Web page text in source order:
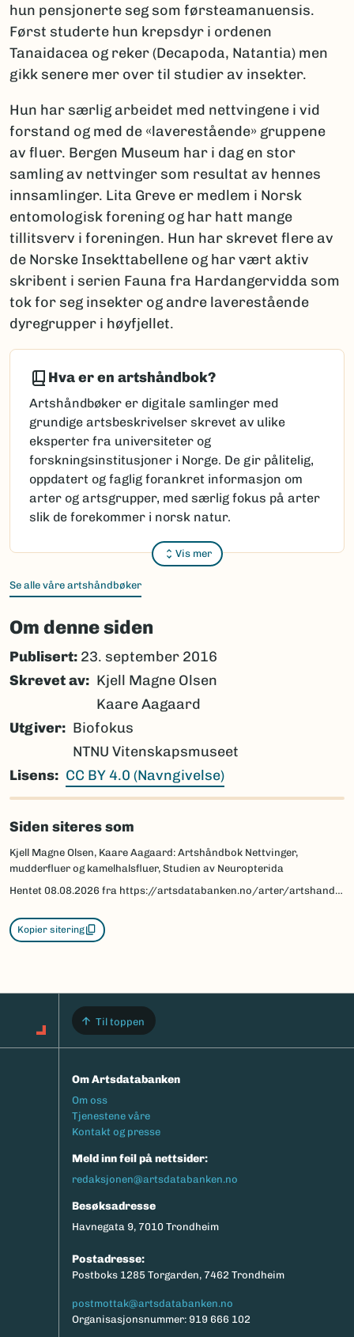
hun pensjonerte seg som førsteamanuensis.
Først studerte hun krepsdyr i ordenen
Tanaidacea og reker (Decapoda, Natantia) men
gikk senere mer over til studier av insekter.
Hun har særlig arbeidet med nettvingene i vid
forstand og med de «laverestående» gruppene
av fluer. Bergen Museum har i dag en stor
samling av nettvinger som resultat av hennes
innsamlinger. Lita Greve er medlem i Norsk
entomologisk forening og har hatt mange
tillitsverv i foreningen. Hun har skrevet flere av
de Norske Insekttabellene og har vært aktiv
skribent i serien Fauna fra Hardangervidda som
tok for seg insekter og andre laverestående
dyregrupper i høyfjellet.
Hva er en artshåndbok?
Artshåndbøker er digitale samlinger med
grundige artsbeskrivelser skrevet av ulike
eksperter fra universiteter og
forskningsinstitusjoner i Norge. De gir pålitelig,
oppdatert og faglig forankret informasjon om
arter og artsgrupper, med særlig fokus på arter
slik de forekommer i norsk natur.
Vis mer
Se alle våre artshåndbøker
Om denne siden
Publisert: 23. september 2016
Skrevet av
Kjell Magne Olsen
Kaare Aagaard
Utgiver
Biofokus
NTNU Vitenskapsmuseet
Lisens
CC BY 4.0 (Navngivelse)
Siden siteres som
Kjell Magne Olsen, Kaare Aagaard: Artshåndbok Nettvinger,
mudderfluer og kamelhalsfluer, Studien av Neuropterida
Hentet 08.08.2026 fra https://artsdatabanken.no/arter/artshandbok-nettvinger-mudderfluer-og-kamelhalsfluer/studien-av-neuropterida
Kopier sitering
Til toppen
Om Artsdatabanken
Footermeny
Om oss
Tjenestene våre
Kontakt og presse
Meld inn feil på nettsider:
redaksjonen@artsdatabanken.no
Besøksadresse
Havnegata 9, 7010 Trondheim
Postadresse:
Postboks 1285 Torgarden, 7462 Trondheim
postmottak@artsdatabanken.no
Organisasjonsnummer: 919 666 102